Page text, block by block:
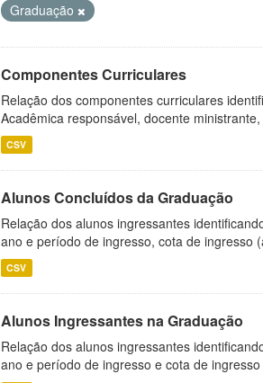
Graduação
Componentes Curriculares
Relação dos componentes curriculares
Acadêmica responsável, docente
CSV
Alunos Concluídos da Graduação
Relação dos alunos ingressantes
ano e período de ingresso, cota de ingresso
CSV
Alunos Ingressantes na Graduação
Relação dos alunos ingressantes
ano e período de ingresso e cota de